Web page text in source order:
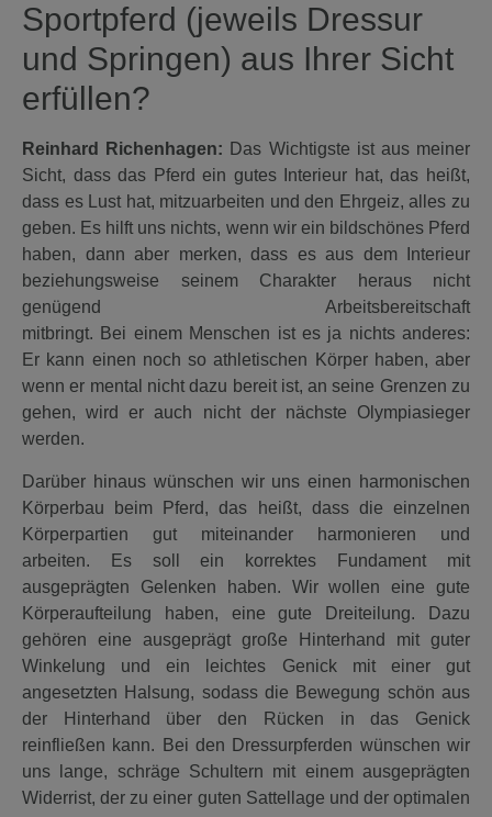
Sportpferd (jeweils Dressur
und Springen) aus Ihrer Sicht
erfüllen?
Reinhard Richenhagen: Das Wichtigste ist aus meiner
Sicht, dass das Pferd ein gutes Interieur hat, das heißt,
dass es Lust hat, mitzuarbeiten und den Ehrgeiz, alles zu
geben. Es hilft uns nichts, wenn wir ein bildschönes Pferd
haben, dann aber merken, dass es aus dem Interieur
beziehungsweise seinem Charakter heraus nicht
genügend Arbeitsbereitschaft
mitbringt. Bei einem Menschen ist es ja nichts anderes:
Er kann einen noch so athletischen Körper haben, aber
wenn er mental nicht dazu bereit ist, an seine Grenzen zu
gehen, wird er auch nicht der nächste Olympiasieger
werden.
Darüber hinaus wünschen wir uns einen harmonischen
Körperbau beim Pferd, das heißt, dass die einzelnen
Körperpartien gut miteinander harmonieren und
arbeiten. Es soll ein korrektes Fundament mit
ausgeprägten Gelenken haben. Wir wollen eine gute
Körperaufteilung haben, eine gute Dreiteilung. Dazu
gehören eine ausgeprägt große Hinterhand mit guter
Winkelung und ein leichtes Genick mit einer gut
angesetzten Halsung, sodass die Bewegung schön aus
der Hinterhand über den Rücken in das Genick
reinfließen kann. Bei den Dressurpferden wünschen wir
uns lange, schräge Schultern mit einem ausgeprägten
Widerrist, der zu einer guten Sattellage und der optimalen